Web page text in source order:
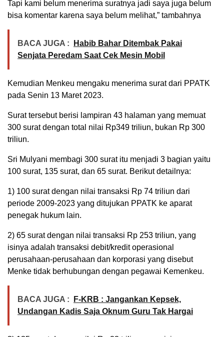
Tapi kami belum menerima suratnya jadi saya juga belum
bisa komentar karena saya belum melihat,” tambahnya
BACA JUGA :
Habib Bahar Ditembak Pakai
Senjata Peredam Saat Cek Mesin Mobil
Kemudian Menkeu mengaku menerima surat dari PPATK
pada Senin 13 Maret 2023.
Surat tersebut berisi lampiran 43 halaman yang memuat
300 surat dengan total nilai Rp349 triliun, bukan Rp 300
triliun.
Sri Mulyani membagi 300 surat itu menjadi 3 bagian yaitu
100 surat, 135 surat, dan 65 surat. Berikut detailnya:
1) 100 surat dengan nilai transaksi Rp 74 triliun dari
periode 2009-2023 yang ditujukan PPATK ke aparat
penegak hukum lain.
2) 65 surat dengan nilai transaksi Rp 253 triliun, yang
isinya adalah transaksi debit/kredit operasional
perusahaan-perusahaan dan korporasi yang disebut
Menke tidak berhubungan dengan pegawai Kemenkeu.
BACA JUGA :
F-KRB : Jangankan Kepsek,
Undangan Kadis Saja Oknum Guru Tak Hargai